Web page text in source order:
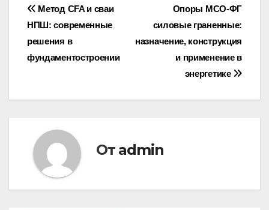
Навигация
по
записям
Опоры МСО-ФГ
силовые граненные:
назначение, конструкция
и применение в
энергетике
Метод CFA и сваи
НПШ: современные
решения в
фундаментостроении
От admin